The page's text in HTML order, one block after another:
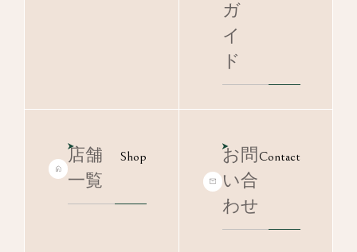
ガ
イ
ド
店舗
一覧
Shop
お問
い合
わせ
Contact